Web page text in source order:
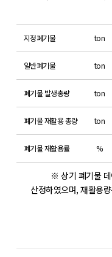
지정폐기물 ton
일반폐기물 ton
폐기물 발생총량 ton
폐기물 재활용 총량 ton
폐기물 재활용률 %
※ 상기 폐기물
산정하였으며, 재활용